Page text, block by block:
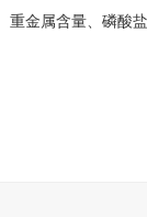
金属含量、磷酸盐